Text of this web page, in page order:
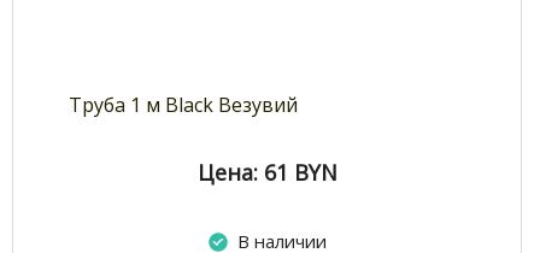
Труба 1 м Black Везувий
Цена: 61 BYN
В наличии